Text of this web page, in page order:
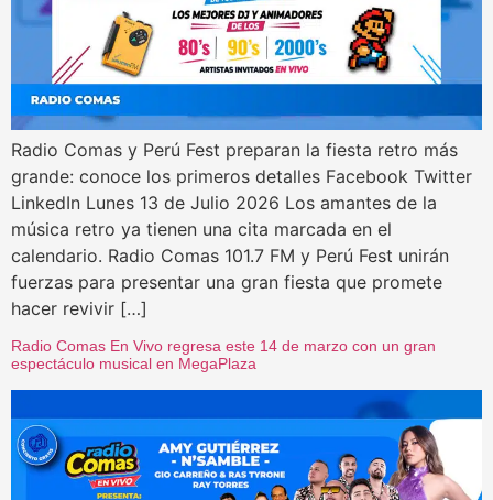
Radio Comas y Perú Fest preparan la fiesta retro más
grande: conoce los primeros detalles Facebook Twitter
LinkedIn Lunes 13 de Julio 2026 Los amantes de la
música retro ya tienen una cita marcada en el
calendario. Radio Comas 101.7 FM y Perú Fest unirán
fuerzas para presentar una gran fiesta que promete
hacer revivir […]
Radio Comas En Vivo regresa este 14 de marzo con un gran
espectáculo musical en MegaPlaza